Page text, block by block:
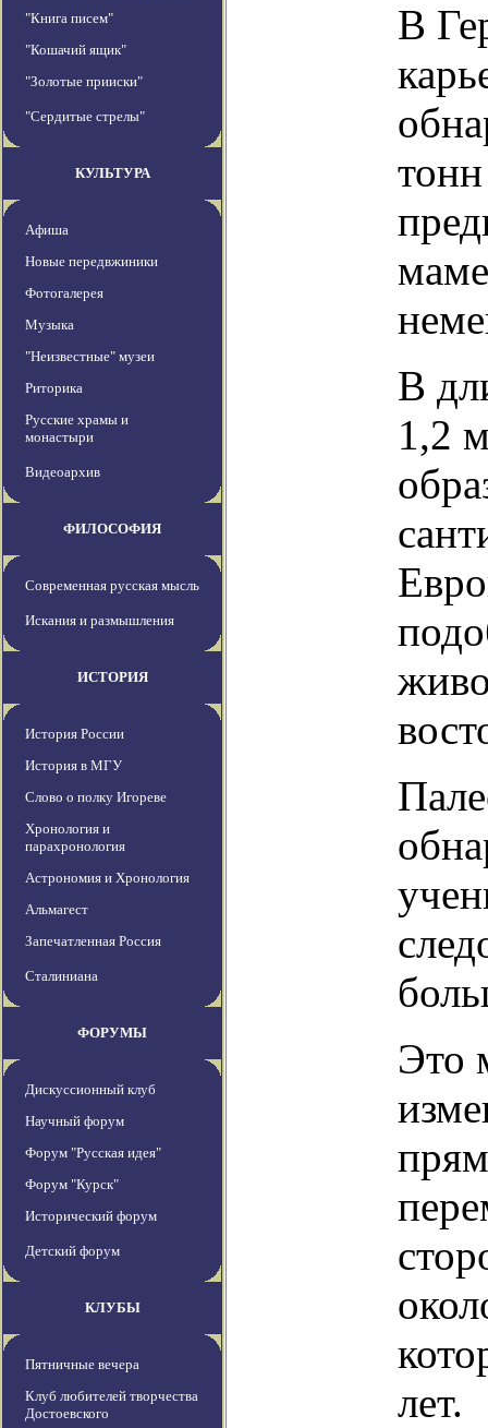
"Книга писем"
"Кошачий ящик"
"Золотые прииски"
"Сердитые стрелы"
КУЛЬТУРА
Афиша
Новые передвжиники
Фотогалерея
Музыка
"Неизвестные" музеи
Риторика
Русские храмы и
монастыри
Видеоархив
ФИЛОСОФИЯ
Современная русская мысль
Искания и размышления
ИСТОРИЯ
История России
История в МГУ
Слово о полку Игореве
Хронология и
парахронология
Астрономия и Хронология
Альмагест
Запечатленная Россия
Сталиниана
ФОРУМЫ
Дискуссионный клуб
Научный форум
Форум "Русская идея"
Форум "Курск"
Исторический форум
Детский форум
КЛУБЫ
Пятничные вечера
Клуб любителей творчества
Достоевского
В
В
1,2
Это
лет.